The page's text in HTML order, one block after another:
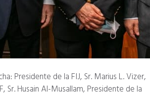
Presidente de la FIJ, Sr. Marius L. Vizer,
Sr. Husain Al-Musallam, Presidente de la